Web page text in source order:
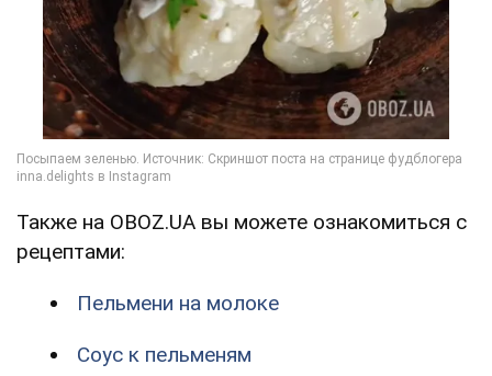
Также на OBOZ.UA вы можете ознакомиться с
рецептами:
Пельмени на молоке
Соус к пельменям